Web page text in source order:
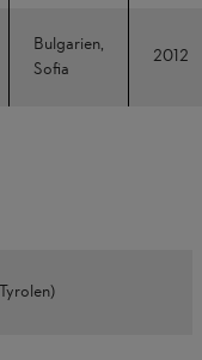
Bulgarien,
Sofia
2012